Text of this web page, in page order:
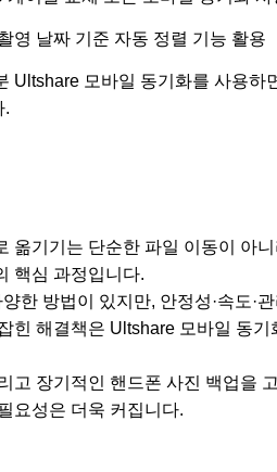
영 날짜 기준 자동 정렬 기능 활용
Ultshare 모바일 동기화를 사용하
.
옮기기는 단순한 파일 이동이 아
핵심 과정입니다.
한 방법이 있지만, 안정성·속도·
힌 해결책은 Ultshare 모바일 동기
고 장기적인 핸드폰 사진 백업을
요성은 더욱 커집니다.